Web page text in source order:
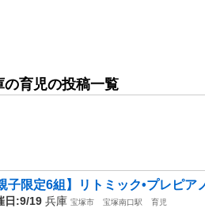
の育児の投稿一覧
子限定6組】リトミック•プレピ
日:9/19 兵庫 宝塚市 宝塚南口駅
育児